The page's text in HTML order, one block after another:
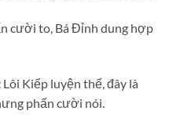
cười to, Bá Đỉnh dung hợp
Kiếp luyện thể, đây là
phấn cười nói.